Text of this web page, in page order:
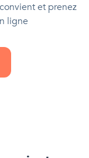
et prenez
ligne